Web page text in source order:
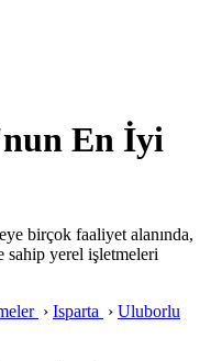
En İyi
birçok faaliyet alanında,
sahip yerel işletmeleri
› Isparta › Uluborlu